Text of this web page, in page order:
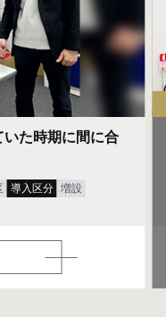
た時期に間に合
導入区分 増設